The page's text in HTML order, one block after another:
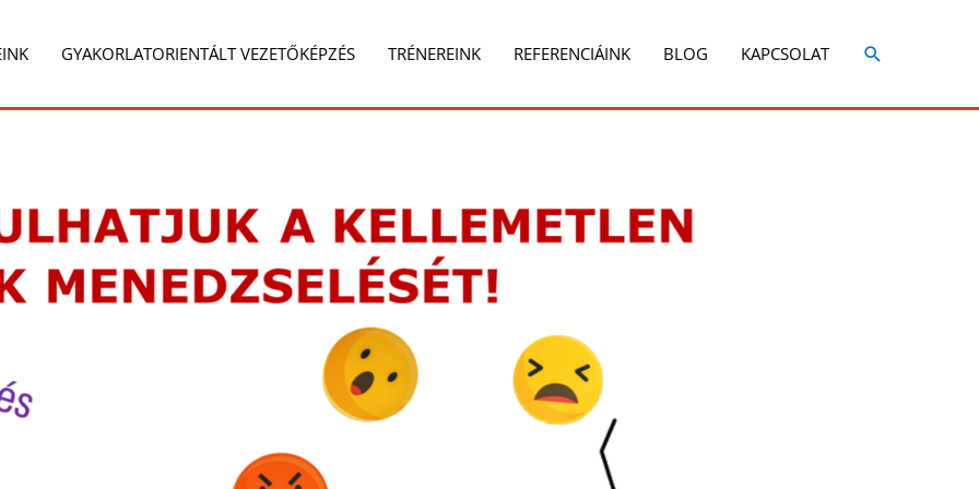
GYAKORLATORIENTÁLT VEZETŐKÉPZÉS TRÉNEREINK REFERENCIÁINK BLOG KAPCSOLAT